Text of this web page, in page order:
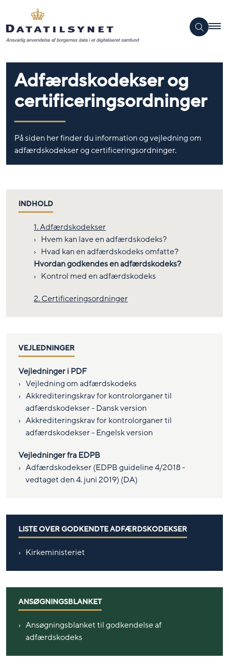
Adfærdskodekser og
certificeringsordninger
På siden her finder du information og vejledning om
adfærdskodekser og certificeringsordninger.
INDHOLD
1. Adfærdskodekser
Hvem kan lave en adfærdskodeks?
Hvad kan en adfærdskodeks omfatte?
Hvordan godkendes en adfærdskodeks?
Kontrol med en adfærdskodeks
2. Certificeringsordninger
VEJLEDNINGER
Vejledninger i PDF
Vejledning om adfærdskodeks
Akkrediteringskrav for kontrolorganer til
adfærdskodekser - Dansk version
Akkrediteringskrav for kontrolorganer til
adfærdskodekser - Engelsk version
Vejledninger fra EDPB
Adfærdskodekser (EDPB guideline 4/2018 -
vedtaget den 4. juni 2019) (DA)
LISTE OVER GODKENDTE ADFÆRDSKODEKSER
Kirkeministeriet
ANSØGNINGSBLANKET
Ansøgningsblanket til godkendelse af
adfærdskodeks